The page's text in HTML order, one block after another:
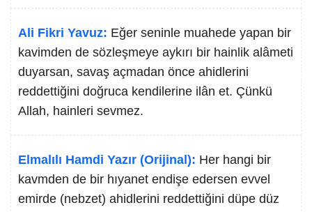
Ali Fikri Yavuz: Eğer seninle muahede yapan bir
kavimden de sözleşmeye aykırı bir hainlik alâmeti
duyarsan, savaş açmadan önce ahidlerini
reddettiğini doğruca kendilerine ilân et. Çünkü
Allah, hainleri sevmez.
Elmalılı Hamdi Yazır (Orijinal): Her hangi bir
kavmden de bir hıyanet endişe edersen evvel
emirde (nebzet) ahidlerini reddettiğini düpe düz